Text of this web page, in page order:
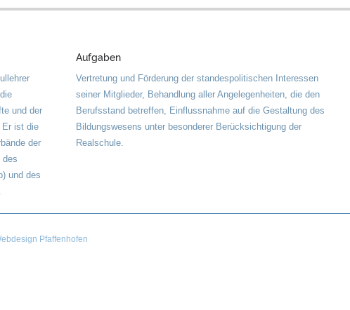
und der
Er ist die
der
des
und des
Aufgaben
Vertretung und Förderung der standespolitischen Interessen
seiner Mitglieder, Behandlung aller Angelegenheiten, die den
Berufsstand betreffen, Einflussnahme auf die Gestaltung des
Bildungswesens unter besonderer Berücksichtigung der
Realschule.
Pfaffenhofen